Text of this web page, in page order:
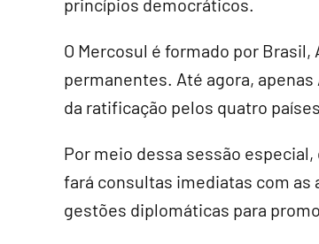
princípios democráticos.
O Mercosul é formado por
permanentes. Até agora,
da ratificação pelos quatro
Por meio dessa sessão
fará consultas imediatas com
gestões diplomáticas para